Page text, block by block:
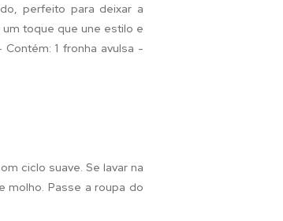
perfeito para deixar a
toque que une estilo e
1 fronha avulsa -
ciclo suave. Se lavar na
molho. Passe a roupa do